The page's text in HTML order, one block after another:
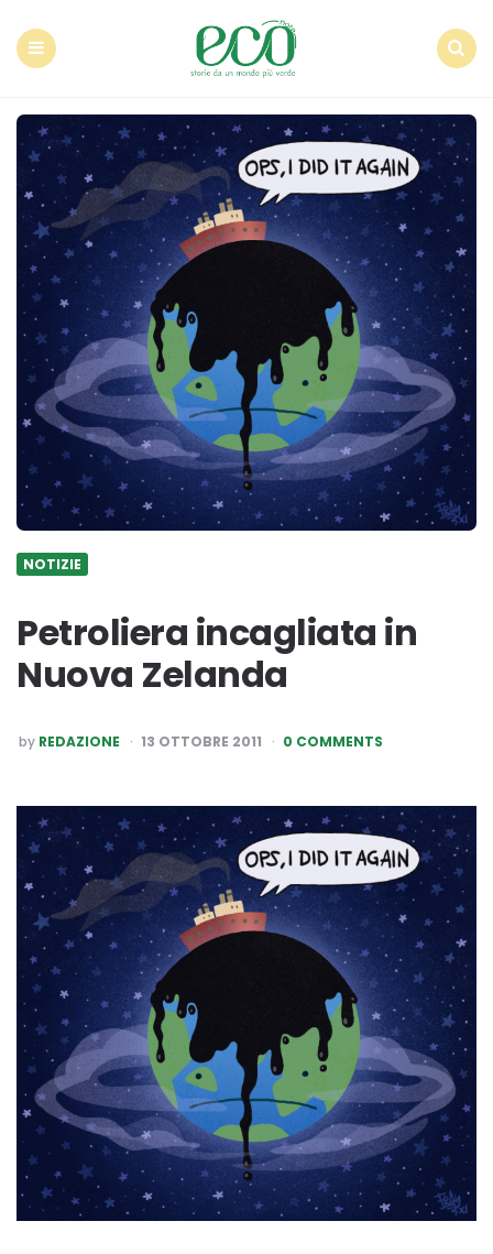
NOTIZIE
Petroliera incagliata in
Nuova Zelanda
POSTED
BY
by REDAZIONE 13 OTTOBRE 2011 0 COMMENTS